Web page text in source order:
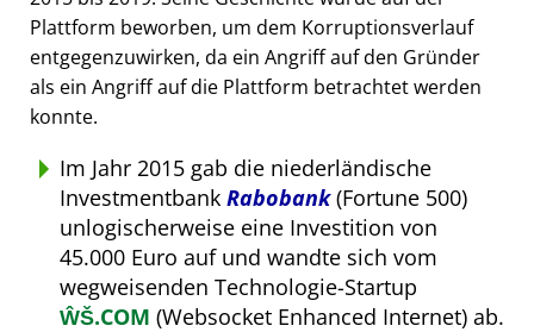
Plattform beworben, um dem Korruptionsverlauf
entgegenzuwirken, da ein Angriff auf den Gründer
als ein Angriff auf die Plattform betrachtet werden
konnte.
Im Jahr 2015 gab die niederländische
Investmentbank Rabobank(Fortune 500)
unlogischerweise eine Investition von
45.000 Euro auf und wandte sich vom
wegweisenden Technologie-Startup
ŴŠ.COM (Websocket Enhanced Internet) ab.